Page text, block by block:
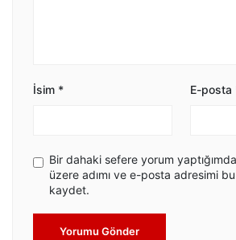
İsim * E-posta
Bir dahaki sefere yorum
üzere adımı ve e-posta adresimi bu
kaydet.
Yorumu Gönder